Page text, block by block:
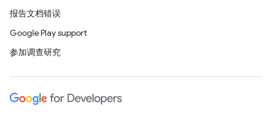
报告文档错误
Google Play support
参加调查研究